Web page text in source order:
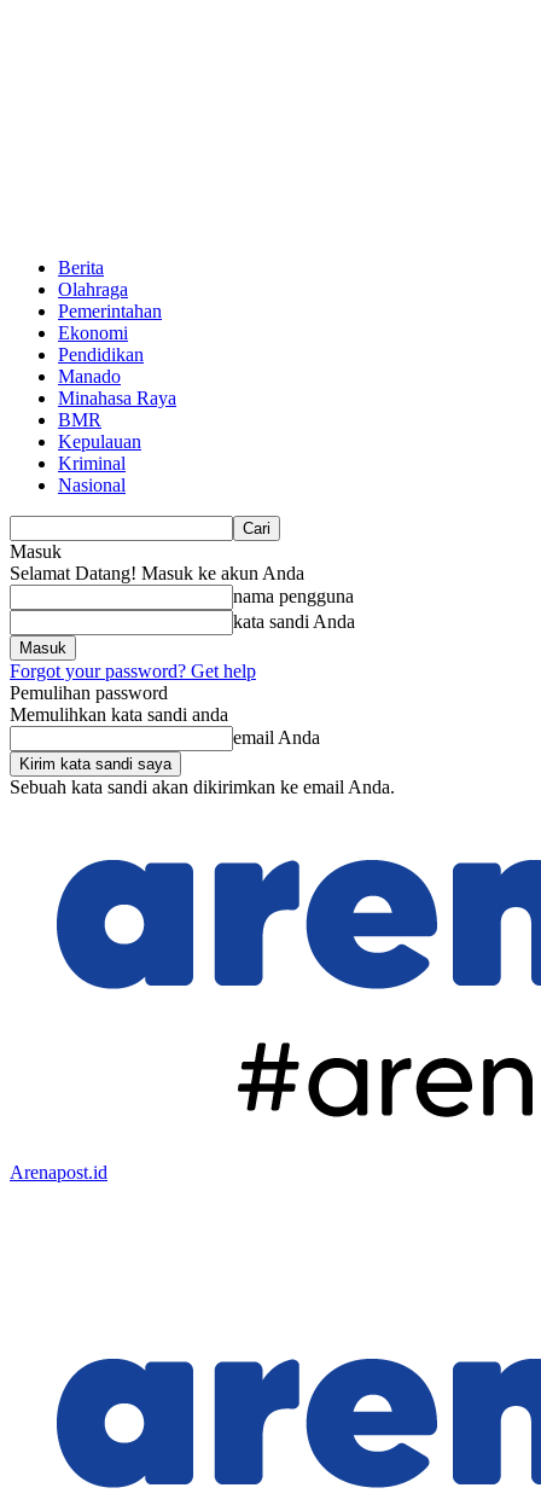
Berita
Olahraga
Pemerintahan
Ekonomi
Pendidikan
Manado
Minahasa Raya
BMR
Kepulauan
Kriminal
Nasional
Masuk
Selamat Datang! Masuk ke akun Anda
nama pengguna
kata sandi Anda
Forgot your password? Get help
Pemulihan password
Memulihkan kata sandi anda
email Anda
Sebuah kata sandi akan dikirimkan ke email Anda.
Arenapost.id